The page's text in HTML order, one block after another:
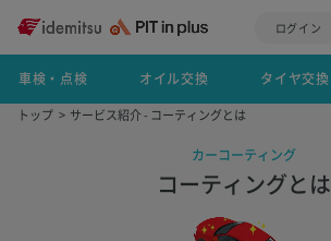
ログイン
車検・点検 オイル交換 タイヤ交換
トップ サービス紹介 - コーティングとは
カーコーティング
コーティングとは